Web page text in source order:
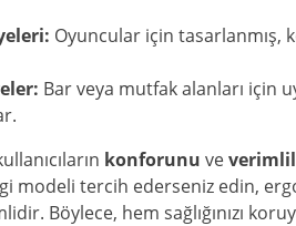
Oyuncular için tasarlanmış,
Bar veya mutfak alanları için
konforunu ve
modeli tercih ederseniz edin,
Böylece, hem sağlığınızı